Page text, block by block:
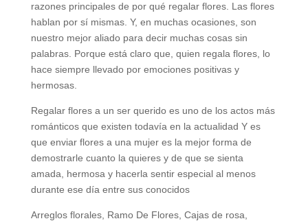
razones principales de por qué regalar flores. Las flores
hablan por sí mismas. Y, en muchas ocasiones, son
nuestro mejor aliado para decir muchas cosas sin
palabras. Porque está claro que, quien regala flores, lo
hace siempre llevado por emociones positivas y
hermosas.
Regalar flores a un ser querido es uno de los actos más
románticos que existen todavía en la actualidad Y es
que enviar flores a una mujer es la mejor forma de
demostrarle cuanto la quieres y de que se sienta
amada, hermosa y hacerla sentir especial al menos
durante ese día entre sus conocidos
Arreglos florales, Ramo De Flores, Cajas de rosa,